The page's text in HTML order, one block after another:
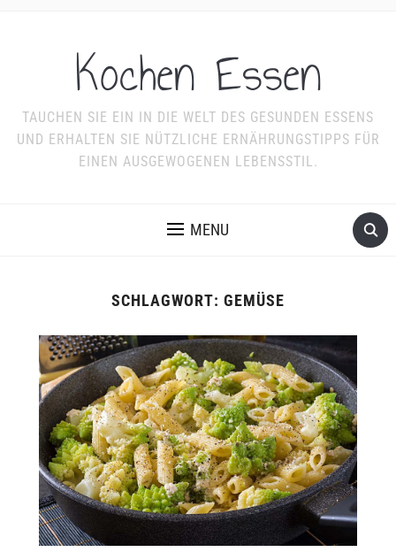
Kochen Essen
TAUCHEN SIE EIN IN DIE WELT DES GESUNDEN ESSENS
UND ERHALTEN SIE NÜTZLICHE ERNÄHRUNGSTIPPS FÜR
EINEN AUSGEWOGENEN LEBENSSTIL.
MENU
SCHLAGWORT: GEMÜSE